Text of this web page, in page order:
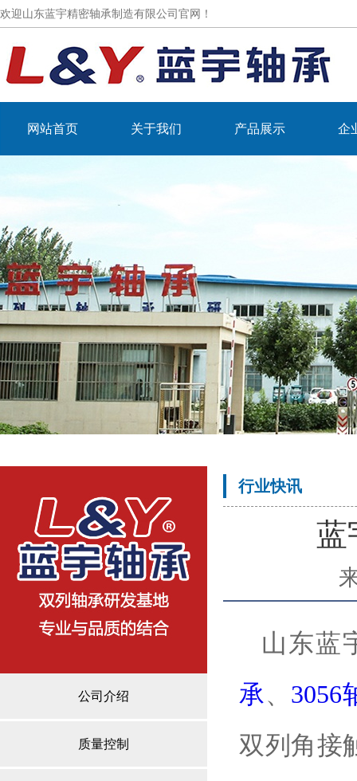
欢迎山东蓝宇精密轴承制造有限公司官网！
网站首页 关于我们 产品展示 企
公司介绍
质量控制
行业快讯
蓝
山东蓝
承、 3056
双列角接